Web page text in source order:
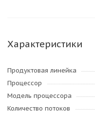
Характеристики
Продуктовая линейка
Процессор
Модель процессора
Количество потоков